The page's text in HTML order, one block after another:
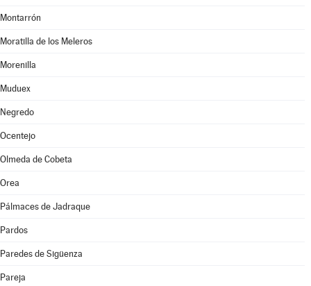
Montarrón
Moratilla de los Meleros
Morenilla
Muduex
Negredo
Ocentejo
Olmeda de Cobeta
Orea
Pálmaces de Jadraque
Pardos
Paredes de Sigüenza
Pareja